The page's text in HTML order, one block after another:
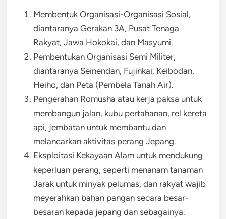
Membentuk Organisasi-Organisasi Sosial,
diantaranya Gerakan 3A, Pusat Tenaga
Rakyat, Jawa Hokokai, dan Masyumi.
Pembentukan Organisasi Semi Militer,
diantaranya Seinendan, Fujinkai, Keibodan,
Heiho, dan Peta (Pembela Tanah Air).
Pengerahan Romusha atau kerja paksa untuk
membangun jalan, kubu pertahanan, rel kereta
api, jembatan untuk membantu dan
melancarkan aktivitas perang Jepang.
Eksploitasi Kekayaan Alam untuk mendukung
keperluan perang, seperti menanam tanaman
Jarak untuk minyak pelumas, dan rakyat wajib
meyerahkan bahan pangan secara besar-
besaran kepada jepang dan sebagainya.